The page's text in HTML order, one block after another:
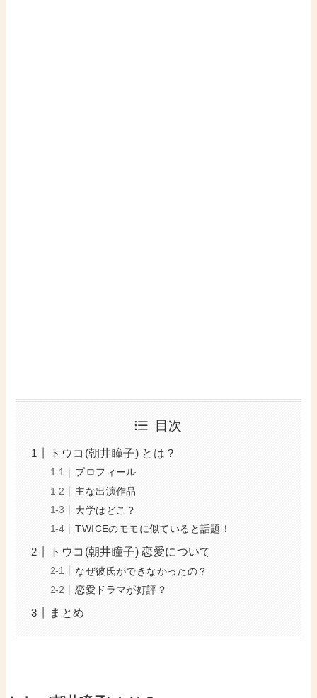
目次
トウコ(朝井瞳子) とは？
プロフィール
主な出演作品
大学はどこ？
TWICEのモモに似ていると話題！
トウコ(朝井瞳子) 恋愛について
なぜ彼氏ができなかったの？
恋愛ドラマが好評？
まとめ